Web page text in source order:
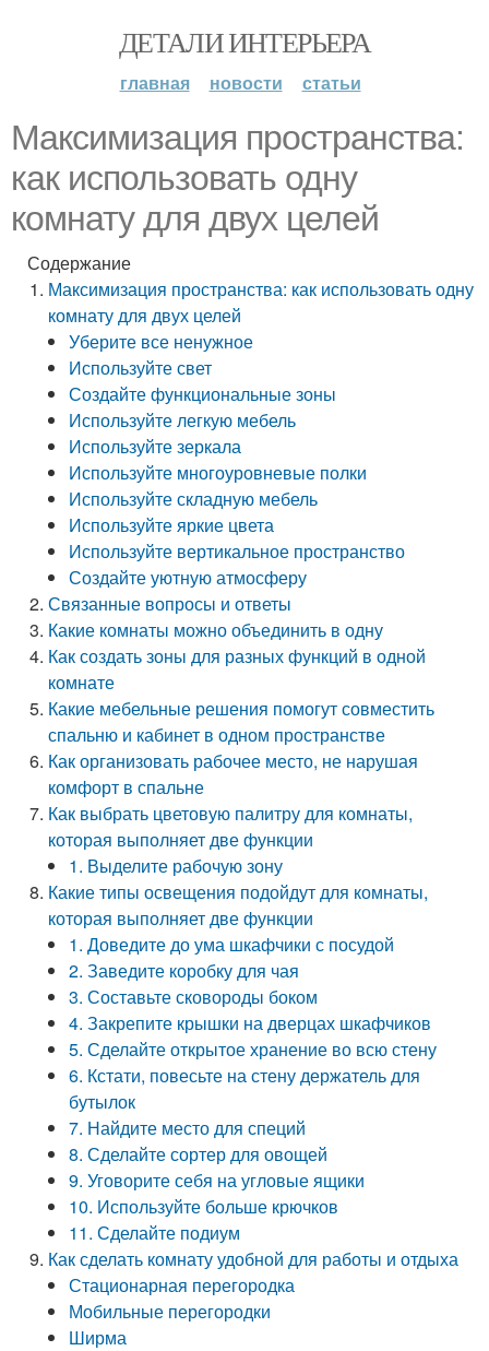
ДЕТАЛИ ИНТЕРЬЕРА
главная новости статьи
Максимизация пространства:
как использовать одну
комнату для двух целей
Содержание
Максимизация пространства: как использовать одну
комнату для двух целей
Уберите все ненужное
Используйте свет
Создайте функциональные зоны
Используйте легкую мебель
Используйте зеркала
Используйте многоуровневые полки
Используйте складную мебель
Используйте яркие цвета
Используйте вертикальное пространство
Создайте уютную атмосферу
Связанные вопросы и ответы
Какие комнаты можно объединить в одну
Как создать зоны для разных функций в одной
комнате
Какие мебельные решения помогут совместить
спальню и кабинет в одном пространстве
Как организовать рабочее место, не нарушая
комфорт в спальне
Как выбрать цветовую палитру для комнаты,
которая выполняет две функции
1. Выделите рабочую зону
Какие типы освещения подойдут для комнаты,
которая выполняет две функции
1. Доведите до ума шкафчики с посудой
2. Заведите коробку для чая
3. Составьте сковороды боком
4. Закрепите крышки на дверцах шкафчиков
5. Сделайте открытое хранение во всю стену
6. Кстати, повесьте на стену держатель для
бутылок
7. Найдите место для специй
8. Сделайте сортер для овощей
9. Уговорите себя на угловые ящики
10. Используйте больше крючков
11. Сделайте подиум
Как сделать комнату удобной для работы и отдыха
Стационарная перегородка
Мобильные перегородки
Ширма